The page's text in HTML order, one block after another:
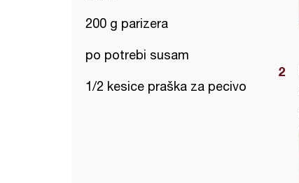
200 g parizera
po potrebi susam
1/2 kesice praška za pecivo